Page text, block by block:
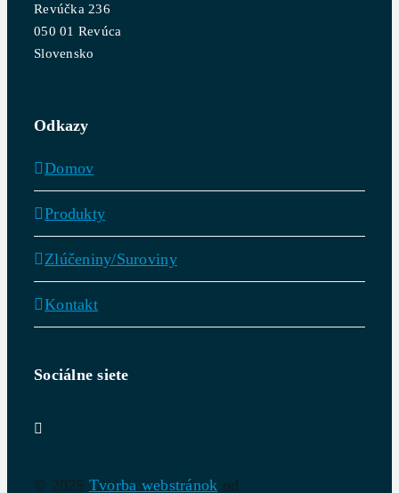
Revúčka 236
050 01 Revúca
Slovensko
Odkazy
Domov
Produkty
Zlúčeniny/Suroviny
Kontakt
Sociálne siete
© 2025 Tvorba webstránok od